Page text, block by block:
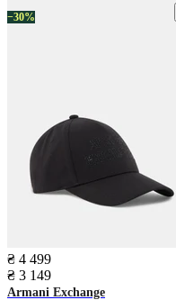
−30%
₴ 4 499
₴ 3 149
Armani Exchange